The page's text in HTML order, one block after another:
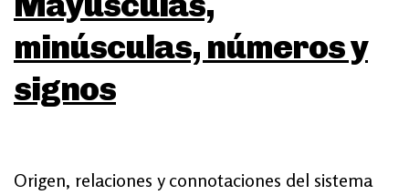
minúsculas, números y
signos
Origen, relaciones y connotaciones del sistema